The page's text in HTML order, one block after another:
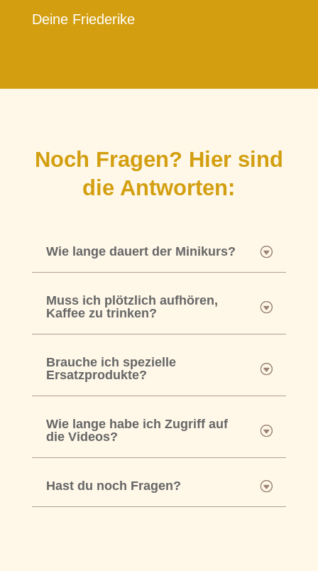
Deine Friederike
Noch Fragen? Hier sind
die Antworten:
Wie lange dauert der Minikurs?
Muss ich plötzlich aufhören,
Kaffee zu trinken?
Brauche ich spezielle
Ersatzprodukte?
Wie lange habe ich Zugriff auf
die Videos?
Hast du noch Fragen?